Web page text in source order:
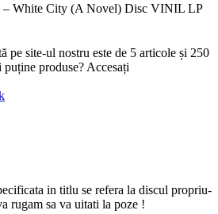
– White City (A Novel) Disc VINIL LP
pe site-ul nostru este de 5 articole și 250
produse? Accesați
in titlu se refera la discul propriu-
rugam sa va uitati la poze !